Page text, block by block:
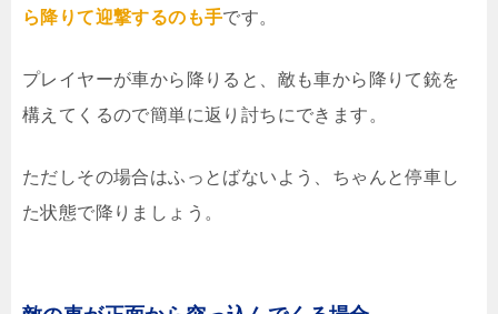
ら降りて迎撃するのも手です。
プレイヤーが車から降りると、敵も車から降りて銃を
構えてくるので簡単に返り討ちにできます。
ただしその場合はふっとばないよう、ちゃんと停車し
た状態で降りましょう。